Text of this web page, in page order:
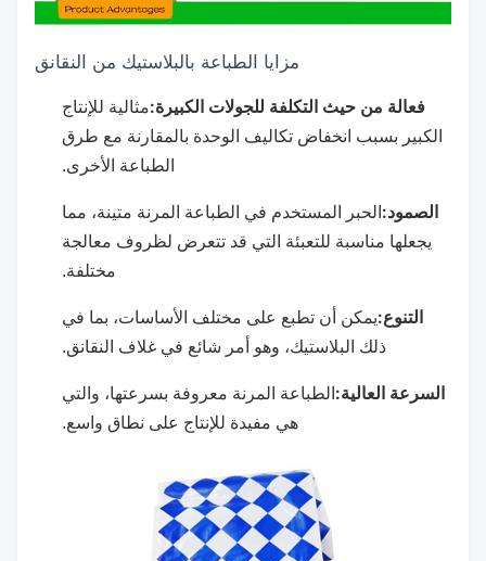
مزايا الطباعة بالبلاستيك من النقانق
فعالة من حيث التكلفة للجولات الكبيرة:مثالية للإنتاج
الكبير بسبب انخفاض تكاليف الوحدة بالمقارنة مع طرق
الطباعة الأخرى.
الصمود: الحبر المستخدم في الطباعة المرنة متينة، مما
يجعلها مناسبة للتعبئة التي قد تتعرض لظروف معالجة
مختلفة.
التنوع:يمكن أن تطبع على مختلف الأساسات، بما في
ذلك البلاستيك، وهو أمر شائع في غلاف النقانق.
السرعة العالية: الطباعة المرنة معروفة بسرعتها، والتي
هي مفيدة للإنتاج على نطاق واسع.